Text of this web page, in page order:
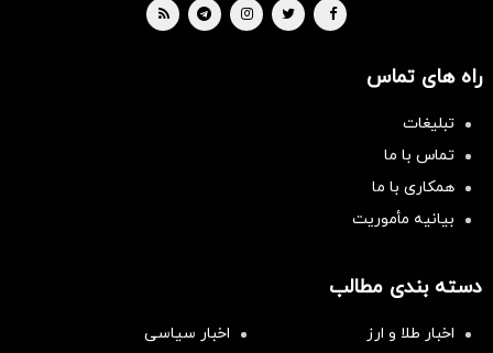
راه های تماس
تبلیغات
تماس با ما
همکاری با ما
بیانیه مأموریت
دسته بندی مطالب
اخبار طلا و ارز
اخبار سیاسی